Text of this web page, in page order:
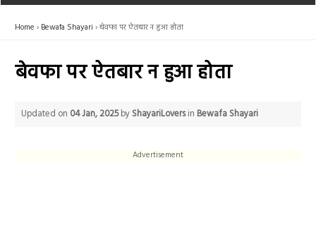
Home Bewafa Shayari बेवफा पर ऐतबार न हुआ होता
बेवफा पर ऐतबार न हुआ होता
Updated on 04 Jan, 2025by ShayariLoversin Bewafa Shayari
Advertisement